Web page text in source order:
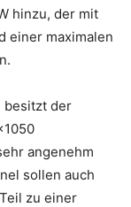
hinzu, der mit
einer maximalen
besitzt der
angenehm
sollen auch
zu einer